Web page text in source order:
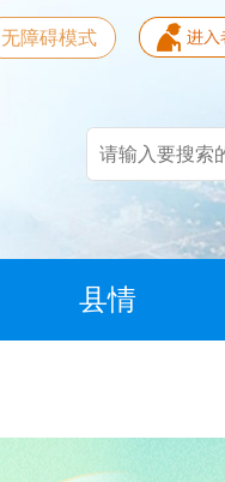
无障碍模式
县情